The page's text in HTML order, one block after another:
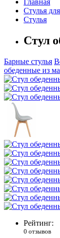
Главная
Стулья
Стулья
Стул
Барные стулья
обеденные из
Рейтинг:
0 отзывов